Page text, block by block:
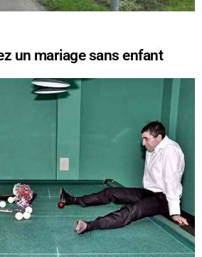
un mariage sans enfant